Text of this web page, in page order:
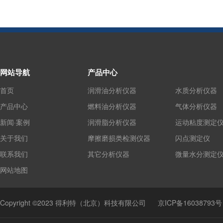
网站导航
首页
产品中心
新闻·案例
关于我们
联系我们
网站地图
产品中心
润滑油分析仪器
燃料油分析仪器
润滑脂分析仪器
摩擦磨损类检测仪器
其它分析仪器
水质分析仪器
气体分析仪器
运动粘度测定
闪点测定仪
微量水分测定
Copyright ©2023 得利特（北京）科技有限公司 京ICP备16038793号